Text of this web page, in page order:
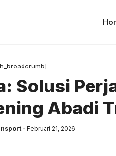
Solusi
Abadi
Februari 21, 2026